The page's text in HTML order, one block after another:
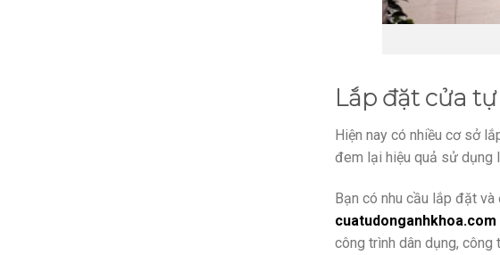
Lắp đặt cửa
Hiện nay có nhiều cơ sở
đem lại hiệu quả sử dụng
Bạn có nhu cầu lắp đặt
cuatudonganhkhoa.com
công trình dân dụng, công